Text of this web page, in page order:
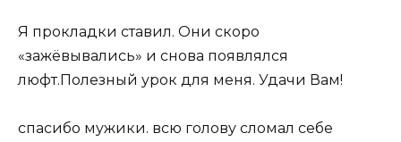
Я прокладки ставил. Они скоро
«зажёвывались» и снова появлялся
люфт.Полезный урок для меня. Удачи Вам!
спасибо мужики. всю голову сломал себе